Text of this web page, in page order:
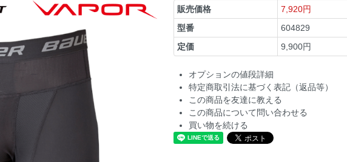
販売価格
7,920円
型番
604829
定価
9,900円
オプションの値段詳細
特定商取引法に基づく表記（返品等）
この商品を友達に教える
この商品について問い合わせる
買い物を続ける